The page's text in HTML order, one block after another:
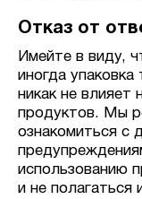
Отказ от
Имейте в виду,
иногда
никак не влияет
продуктов. Мы
ознакомиться с
использованию
и не